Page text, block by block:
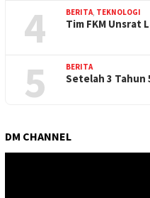
4 BERITA, TEKNOLOGI
Tim FKM Unsrat
5 BERITA
Setelah 3 Tahun
DM CHANNEL